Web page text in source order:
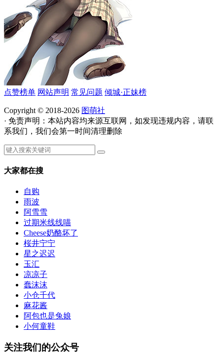
点赞榜单 网站声明 常见问题 倾城·正妹榜
Copyright © 2018-2026 图萌社
· 免责声明：本站内容均来源互联网，如发现违规内容，请联
系我们，我们会第一时间清理删除
大家都在搜
自购
雨波
阿雪雪
过期米线线喵
Cheese奶酪坏了
桜井宁宁
星之迟迟
玉汇
凉凉子
蠢沫沫
小仓千代
麻花酱
阿包也是兔娘
小何童鞋
关注我们的公众号